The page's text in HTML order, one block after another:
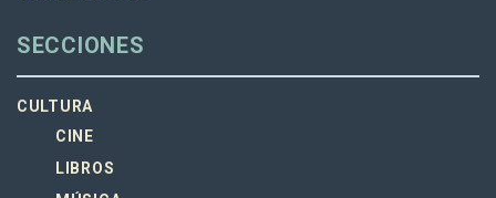
SECCIONES
CULTURA
CINE
LIBROS